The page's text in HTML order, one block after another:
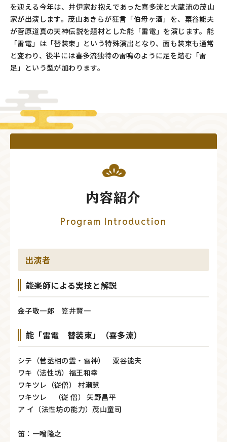
を迎える今年は、井伊家お抱えであった喜多流と大蔵流の茂山
家が出演します。茂山あきらが狂言「伯母ヶ酒」を、粟谷能夫
が菅原道真の天神伝説を題材とした能「雷電」を演じます。能
「雷電」は「替装束」という特殊演出となり、面も装束も通常
と変わり、後半には喜多流独特の雷鳴のように足を踏む「雷
足」という型が加わります。
内容紹介
Program Introduction
出演者
能楽師による実技と解説
金子敬一郎 笠井賢一
能「雷電 替装束」（喜多流）
シテ（菅丞相の霊・雷神） 粟谷能夫
ワキ（法性坊）福王和幸
ワキツレ（従僧） 村瀬慧
ワキツレ （従 僧） 矢野昌平
ア イ（法性坊の能力）茂山童司
笛：一噌隆之